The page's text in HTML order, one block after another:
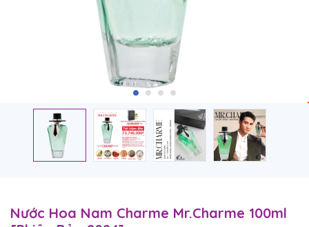
Nước Hoa Nam Charme Mr.Charme 100ml